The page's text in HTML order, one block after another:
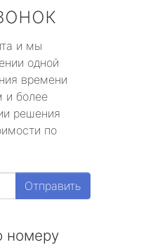
и мы
одной
времени
и более
решения
по
Отправить
номеру